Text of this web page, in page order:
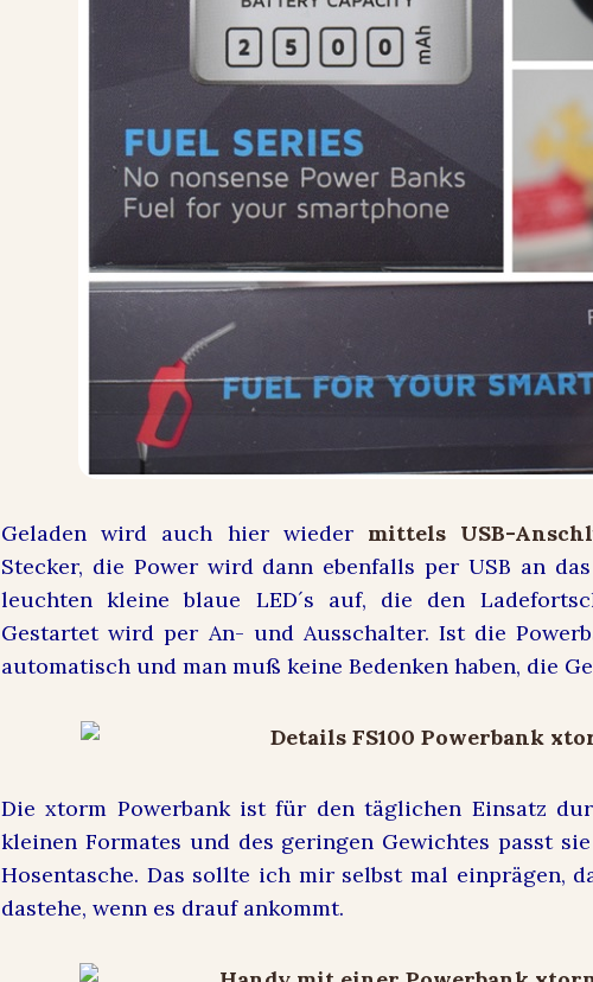
Geladen wird auch hier wieder mittels USB-
Stecker, die Power wird dann ebenfalls per USB an
leuchten kleine blaue LED´s auf, die den
Gestartet wird per An- und Ausschalter. Ist die
automatisch und man muß keine Bedenken haben, die
Die xtorm Powerbank ist für den täglichen Einsatz
kleinen Formates und des geringen Gewichtes passt
Hosentasche. Das sollte ich mir selbst mal einprägen,
dastehe, wenn es drauf ankommt.